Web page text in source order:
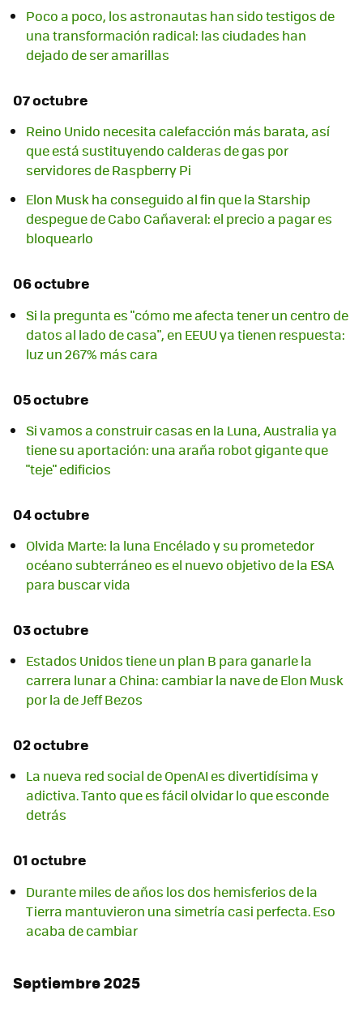
Poco a poco, los astronautas han sido testigos de
una transformación radical: las ciudades han
dejado de ser amarillas
07 octubre
Reino Unido necesita calefacción más barata, así
que está sustituyendo calderas de gas por
servidores de Raspberry Pi
Elon Musk ha conseguido al fin que la Starship
despegue de Cabo Cañaveral: el precio a pagar es
bloquearlo
06 octubre
Si la pregunta es "cómo me afecta tener un centro de
datos al lado de casa", en EEUU ya tienen respuesta:
luz un 267% más cara
05 octubre
Si vamos a construir casas en la Luna, Australia ya
tiene su aportación: una araña robot gigante que
"teje" edificios
04 octubre
Olvida Marte: la luna Encélado y su prometedor
océano subterráneo es el nuevo objetivo de la ESA
para buscar vida
03 octubre
Estados Unidos tiene un plan B para ganarle la
carrera lunar a China: cambiar la nave de Elon Musk
por la de Jeff Bezos
02 octubre
La nueva red social de OpenAI es divertidísima y
adictiva. Tanto que es fácil olvidar lo que esconde
detrás
01 octubre
Durante miles de años los dos hemisferios de la
Tierra mantuvieron una simetría casi perfecta. Eso
acaba de cambiar
Septiembre 2025